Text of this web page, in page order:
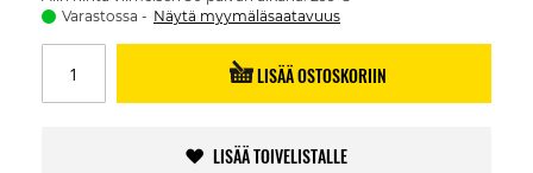
Varastossa
Näytä myymäläsaatavuus
LISÄÄ OSTOSKORIIN
LISÄÄ TOIVELISTALLE